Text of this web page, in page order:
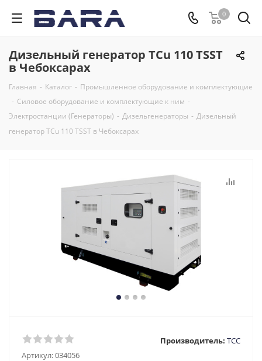
0
Дизельный генератор TCu 110 TSST
в Чебоксарах
Главная - Каталог - Промышленное оборудование и комплектующие
- Силовое оборудование и комплектующие к ним -
Электростанции (Генераторы) - Дизельгенераторы - Дизельный
генератор TCu 110 TSST в Чебоксарах
Артикул:034056
Производитель: ТСС